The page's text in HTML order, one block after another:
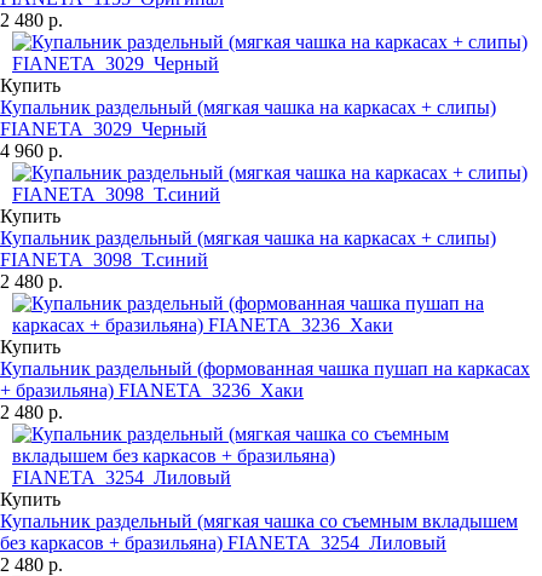
2 480 р.
Купить
Купальник раздельный (мягкая чашка на каркасах + слипы)
FIANETA_3029_Черный
4 960 р.
Купить
Купальник раздельный (мягкая чашка на каркасах + слипы)
FIANETA_3098_Т.синий
2 480 р.
Купить
Купальник раздельный (формованная чашка пушап на каркасах
+ бразильяна) FIANETA_3236_Хаки
2 480 р.
Купить
Купальник раздельный (мягкая чашка со съемным вкладышем
без каркасов + бразильяна) FIANETA_3254_Лиловый
2 480 р.